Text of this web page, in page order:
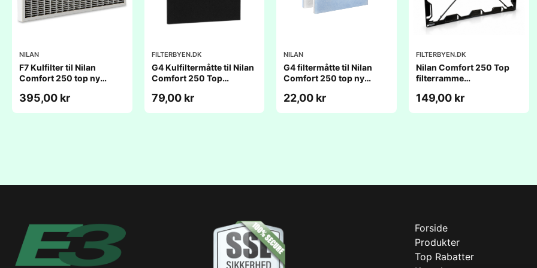
NILAN
F7 Kulfilter til Nilan
Comfort 250 top ny
(238x335x25mm)
395,00 kr
FILTERBYEN.DK
G4 Kulfiltermåtte til Nilan
Comfort 250 Top
79,00 kr
NILAN
G4 filtermåtte til Nilan
Comfort 250 top ny
(238x335x20mm)
22,00 kr
FILTERBYEN.DK
Nilan Comfort 250 Top
filterramme
149,00 kr
Forside
Produkter
Top Rabatter